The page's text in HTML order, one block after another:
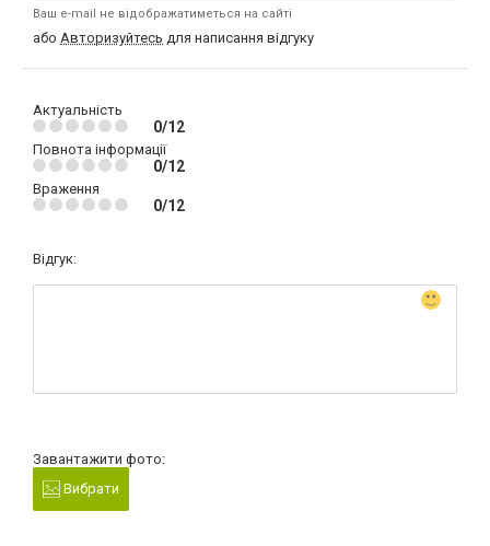
Ваш e-mail не відображатиметься на сайті
або Авторизуйтесь для написання відгуку
Актуальність
0/12
Повнота інформації
0/12
Враження
0/12
Відгук:
Завантажити фото:
Вибрати